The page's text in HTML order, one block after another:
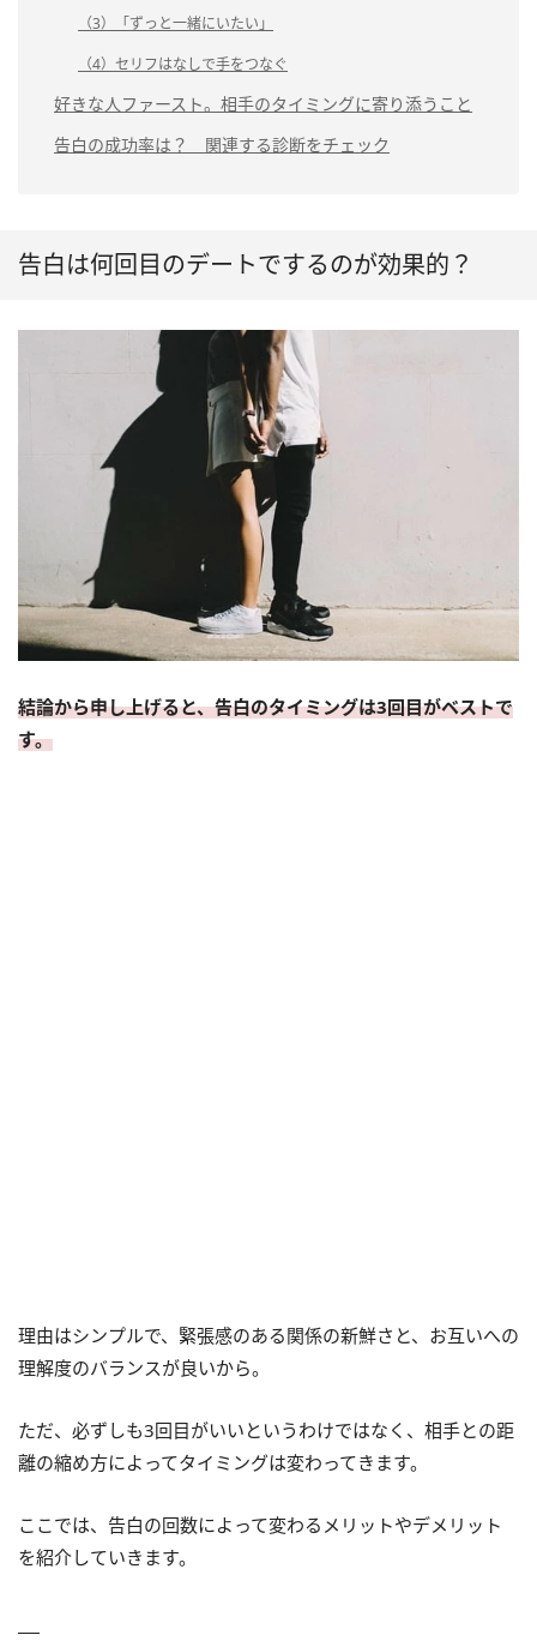
（3）「ずっと一緒にいたい」
（4）セリフはなしで手をつなぐ
好きな人ファースト。相手のタイミングに寄り添うこと
告白の成功率は？ 関連する診断をチェック
告白は何回目のデートでするのが効果的？
結論から申し上げると、告白のタイミングは3回目がベストで
す。
理由はシンプルで、緊張感のある関係の新鮮さと、お互いへの
理解度のバランスが良いから。
ただ、必ずしも3回目がいいというわけではなく、相手との距
離の縮め方によってタイミングは変わってきます。
ここでは、告白の回数によって変わるメリットやデメリット
を紹介していきます。